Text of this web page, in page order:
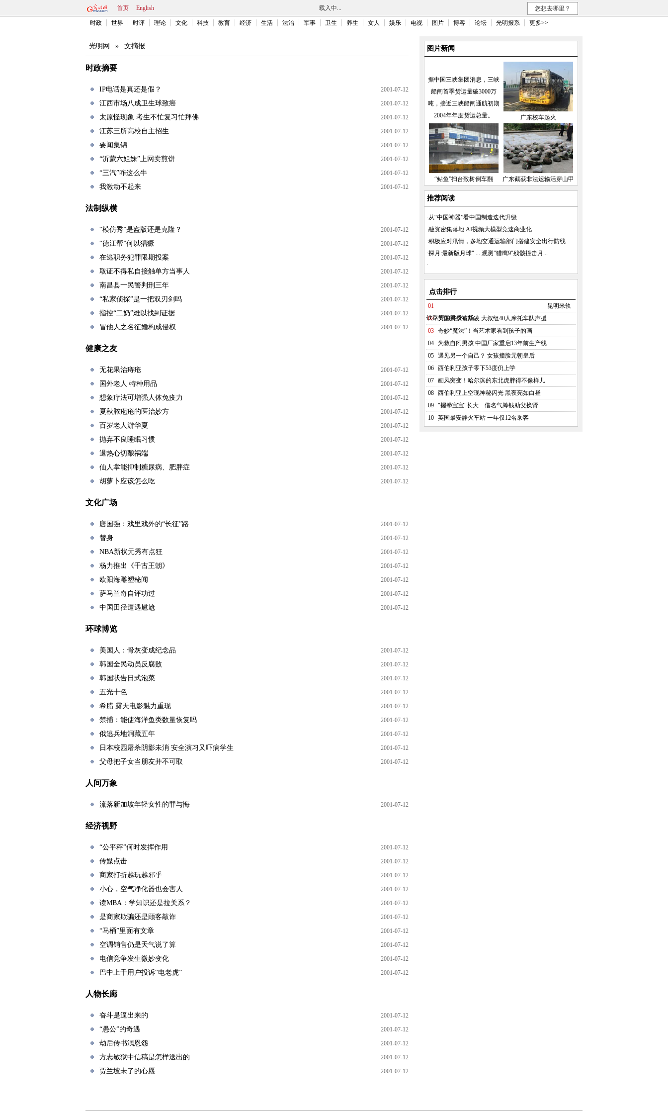
首页 English 载入中... 您想去哪里？
时政 世界 时评 理论 文化 科技 教育 经济 生活 法治 军事 卫生 养生 女人 娱乐 电视 图片 博客 论坛 光明报系 更多>>
光明网 » 文摘报
时政摘要
IP电话是真还是假？ 2001-07-12
江西市场八成卫生球致癌 2001-07-12
太原怪现象 考生不忙复习忙拜佛 2001-07-12
江苏三所高校自主招生 2001-07-12
要闻集锦 2001-07-12
“沂蒙六姐妹”上网卖煎饼 2001-07-12
“三汽”咋这么牛 2001-07-12
我激动不起来 2001-07-12
法制纵横
“模仿秀”是盗版还是克隆？ 2001-07-12
“德江帮”何以猖獗 2001-07-12
在逃职务犯罪限期投案 2001-07-12
取证不得私自接触单方当事人 2001-07-12
南昌县一民警判刑三年 2001-07-12
“私家侦探”是一把双刃剑吗 2001-07-12
指控“二奶”难以找到证据 2001-07-12
冒他人之名征婚构成侵权 2001-07-12
健康之友
无花果治痔疮 2001-07-12
国外老人 特种用品 2001-07-12
想象疗法可增强人体免疫力 2001-07-12
夏秋脓疱疮的医治妙方 2001-07-12
百岁老人游华夏 2001-07-12
抛弃不良睡眠习惯 2001-07-12
退热心切酿祸端 2001-07-12
仙人掌能抑制糖尿病、肥胖症 2001-07-12
胡萝卜应该怎么吃 2001-07-12
文化广场
唐国强：戏里戏外的“长征”路 2001-07-12
替身 2001-07-12
NBA新状元秀有点狂 2001-07-12
杨力推出《千古王朝》 2001-07-12
欧阳海雕塑秘闻 2001-07-12
萨马兰奇自评功过 2001-07-12
中国田径遭遇尴尬 2001-07-12
环球博览
美国人：骨灰变成纪念品 2001-07-12
韩国全民动员反腐败 2001-07-12
韩国状告日式泡菜 2001-07-12
五光十色 2001-07-12
希腊 露天电影魅力重现 2001-07-12
禁捕：能使海洋鱼类数量恢复吗 2001-07-12
俄逃兵地洞藏五年 2001-07-12
日本校园屠杀阴影未消 安全演习又吓病学生 2001-07-12
父母把子女当朋友并不可取 2001-07-12
人间万象
流落新加坡年轻女性的罪与悔 2001-07-12
经济视野
“公平秤”何时发挥作用 2001-07-12
传媒点击 2001-07-12
商家打折越玩越邪乎 2001-07-12
小心，空气净化器也会害人 2001-07-12
读MBA：学知识还是拉关系？ 2001-07-12
是商家欺骗还是顾客敲诈 2001-07-12
“马桶”里面有文章 2001-07-12
空调销售仍是天气说了算 2001-07-12
电信竞争发生微妙变化 2001-07-12
巴中上千用户投诉“电老虎” 2001-07-12
人物长廊
奋斗是逼出来的 2001-07-12
“愚公”的奇遇 2001-07-12
劫后传书泯恩怨 2001-07-12
方志敏狱中信稿是怎样送出的 2001-07-12
贾兰坡未了的心愿 2001-07-12
图片新闻
据中国三峡集团消息，三峡
船闸首季货运量破3000万
吨，接近三峡船闸通航初期
2004年年度货运总量。
广东校车起火
“鲇鱼”扫台致树倒车翻 广东截获非法运输活穿山甲
推荐阅读
·从“中国神器”看中国制造迭代升级
·融资密集落地 AI视频大模型竞速商业化
·积极应对汛情，多地交通运输部门搭建安全出行防线
·探月:最新版月球" ... 观测"猎鹰9"残骸撞击月...
·
点击排行
01
昆明米轨
铁路旁的跳蚤市场
02 英国男孩被欺凌 大叔组40人摩托车队声援
03 奇妙“魔法”！当艺术家看到孩子的画
04
为救自闭男孩 中国厂家重启13年前生产线
05 遇见另一个自己？ 女孩撞脸元朝皇后
06 西伯利亚孩子零下53度仍上学
07 画风突变！哈尔滨的东北虎胖得不像样儿
08 西伯利亚上空现神秘闪光 黑夜亮如白昼
09 "握拳宝宝"长大 借名气筹钱助父换肾
10 英国最安静火车站 一年仅12名乘客